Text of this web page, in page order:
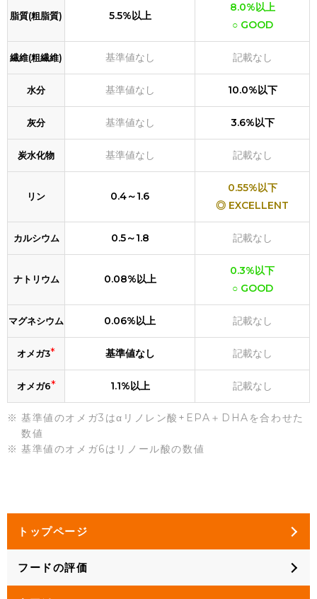
脂質(粗脂質) 5.5%以上
8.0%以上
○ GOOD
繊維(粗繊維) 基準値なし 記載なし
水分 基準値なし 10.0%以下
灰分 基準値なし 3.6%以下
炭水化物 基準値なし 記載なし
リン 0.4～1.6
0.55%以下
◎ EXCELLENT
カルシウム 0.5～1.8 記載なし
ナトリウム 0.08%以上
0.3%以下
○ GOOD
マグネシウム 0.06%以上 記載なし
オメガ3* 基準値なし 記載なし
オメガ6* 1.1%以上 記載なし
基準値のオメガ3はαリノレン酸+EPA＋DHAを合わせた
数値
基準値のオメガ6はリノール酸の数値
トップページ
フードの評価